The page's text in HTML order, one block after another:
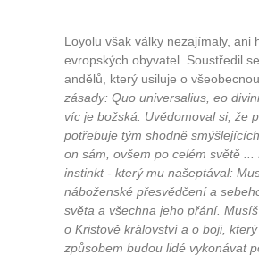
...
Máte pocit, že jste unaveni
Jak mít více energie
Jak vnést do života
Jak být šťastnější
Loyolu však války nezajímaly,
evropských obyvatel. Soustředil
andělů, který usiluje o
zásady: Quo universalius, eo
víc je božská. Uvědomoval si, že
potřebuje tým shodně
on sám, ovšem po celém světě
instinkt - který mu našeptával:
náboženské přesvědčení a
světa a všechna jeho přání.
o Kristově království a o boji,
způsobem budou lidé vykonávat